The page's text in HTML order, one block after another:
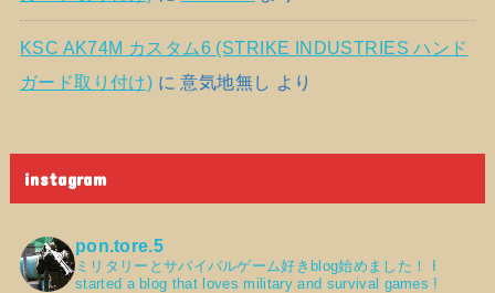
KSC AK74M カスタム6 (STRIKE INDUSTRIES ハンド
ガード取り付け) に意気地無し より
instagram
pon.tore.5
ミリタリーとサバイバルゲーム好きblog始めました！
started a blog that loves military and survival games !